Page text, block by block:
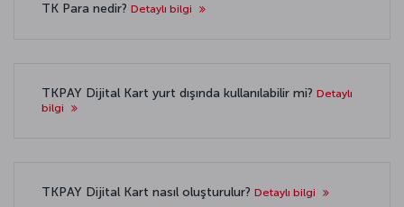
TK Para nedir? Detaylı bilgi
TKPAY Dijital Kart yurt dışında kullanılabilir mi? Detaylı
bilgi
TKPAY Dijital Kart nasıl oluşturulur? Detaylı bilgi